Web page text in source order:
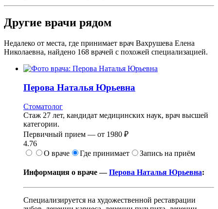
Другие врачи рядом
Недалеко от места, где принимает врач Вахрушева Елена
Николаевна, найдено 168 врачей с похожей специализацией.
Перова Наталья Юрьевна
Стоматолог
Стаж 27 лет, кандидат медицинских наук, врач высшей
категории.
Первичный прием — от 1980 ₽
4.76
О враче
Где принимает Запись на приём
Информация о враче —Перова Наталья Юрьевна:
Специализируется на художественной реставрации